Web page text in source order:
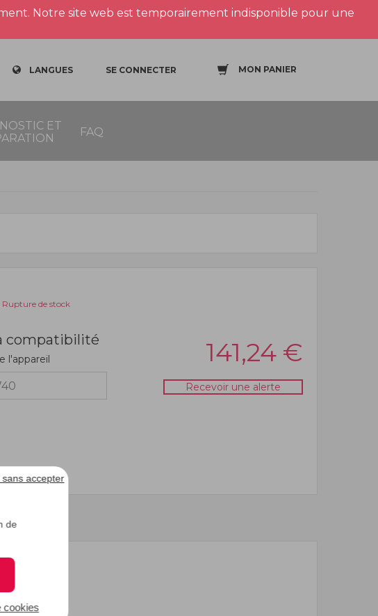
de
accepter
cookies
Notre site web est temporairement indisponible pour une
LANGUES SE CONNECTER MON PANIER
ET
FAQ
Rupture de stock
compatibilité
l'appareil 141,24 €
Recevoir une alerte